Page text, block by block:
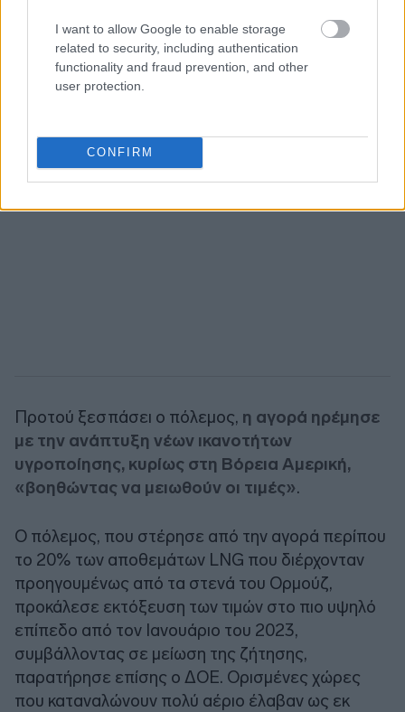
I want to allow Google to enable storage
related to security, including authentication
functionality and fraud prevention, and other
user protection.
CONFIRM
Προτού ξεσπάσει ο πόλεμος, η αγορά ηρέμησε
με την ανάπτυξη νέων ικανοτήτων
υγροποίησης, κυρίως στη Βόρεια Αμερική,
«βοηθώντας να μειωθούν οι τιμές».
Ο πόλεμος, που στέρησε από την αγορά περίπου
το 20% των αποθεμάτων LNG που διέρχονταν
προηγουμένως από τα στενά του Ορμούζ,
προκάλεσε εκτόξευση των τιμών στο πιο υψηλό
επίπεδο από τον Ιανουάριο του 2023,
συμβάλλοντας σε μείωση της ζήτησης,
παρατήρησε επίσης ο ΔΟΕ. Ορισμένες χώρες
που καταναλώνουν πολύ αέριο έλαβαν ως εκ